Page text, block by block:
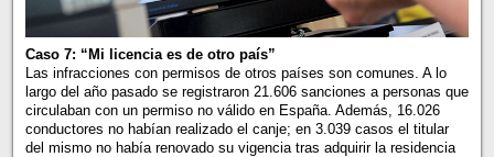
Caso 7: “Mi licencia es de otro país”
Las infracciones con permisos de otros países son comunes. A lo
largo del año pasado se registraron 21.606 sanciones a personas que
circulaban con un permiso no válido en España. Además, 16.026
conductores no habían realizado el canje; en 3.039 casos el titular
del mismo no había renovado su vigencia tras adquirir la residencia